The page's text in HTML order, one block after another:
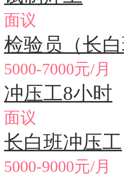
面议
检验员（长白
5000-7000元/月
冲压工8小时
面议
长白班冲压工
5000-9000元/月